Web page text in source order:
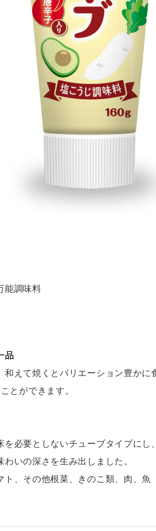
能調味料
品
えて焼くとバリエーション豊かに
とができます。
必要としないチューブタイプにし
いの深さを生み出しました。
、その他根菜、きのこ類、肉、魚